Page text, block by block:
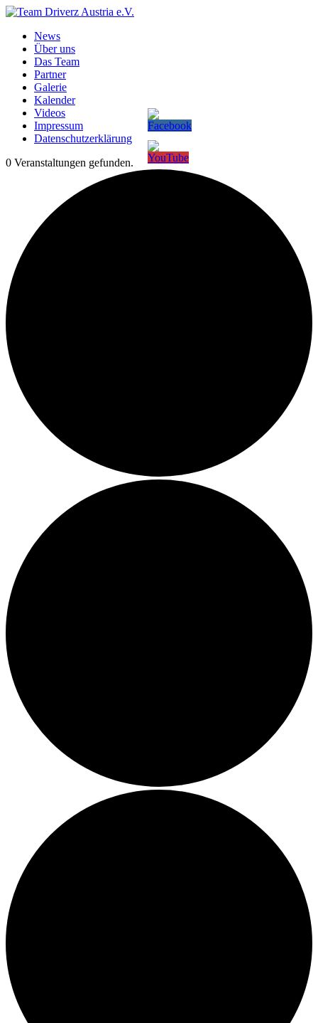
News
Über uns
Das Team
Partner
Galerie
Kalender
Videos
Impressum
Datenschutzerklärung
0 Veranstaltungen gefunden.